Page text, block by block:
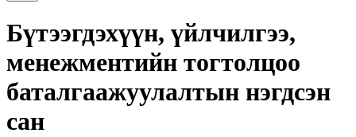
Бүтээгдэхүүн, үйлчилгээ,
менежментийн тогтолцоо
баталгаажуулалтын нэгдсэн
сан